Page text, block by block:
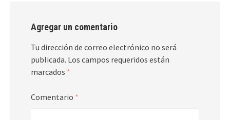
Agregar un comentario
Tu dirección de correo electrónico no será
publicada. Los campos requeridos están
marcados *
Comentario *